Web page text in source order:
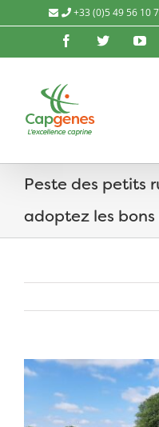
au
contenu
+33 (0)5 49 56 10
Facebook
X
Peste des petits
adoptez les
Voir
l'image
agrandie